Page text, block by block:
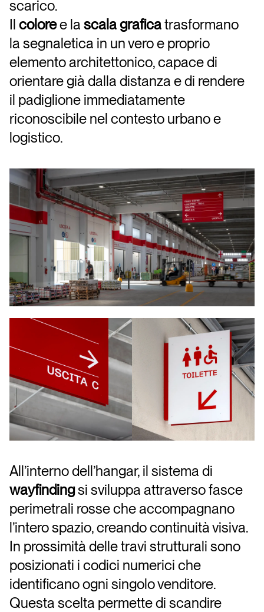
scarico.
Il coloree la scala graficatrasformano
la segnaletica in un vero e proprio
elemento architettonico, capace di
orientare già dalla distanza e di rendere
il padiglione immediatamente
riconoscibile nel contesto urbano e
logistico.
All’interno dell’hangar, il sistema di
wayfindingsi sviluppa attraverso fasce
perimetrali rosse che accompagnano
l’intero spazio, creando continuità visiva.
In prossimità delle travi strutturali sono
posizionati i codici numerici che
identificano ogni singolo venditore.
Questa scelta permette di scandire